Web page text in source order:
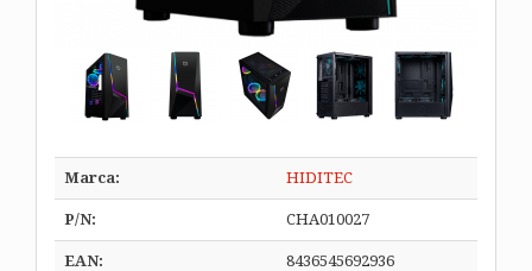
Marca: HIDITEC
P/N: CHA010027
EAN: 8436545692936